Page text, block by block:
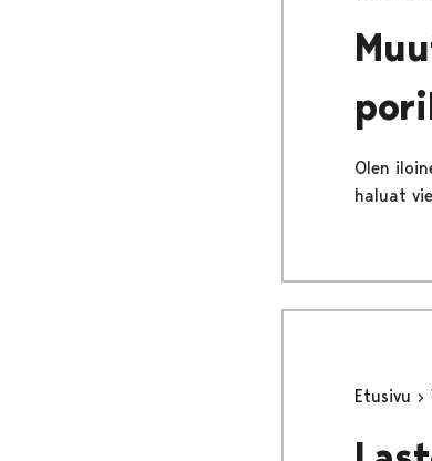
Olen
haluat
Etusivu